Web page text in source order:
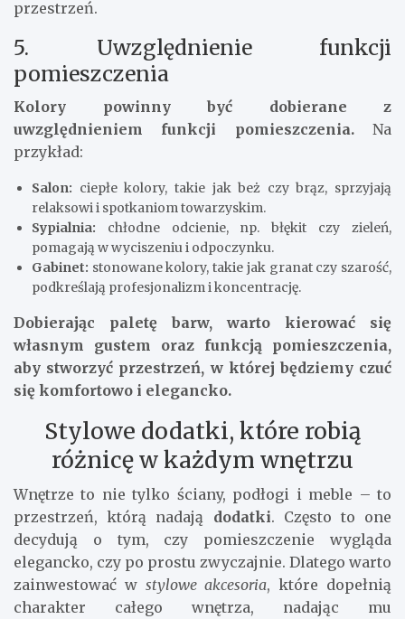
przestrzeń.
5. Uwzględnienie funkcji
pomieszczenia
Kolory powinny być dobierane z
uwzględnieniem funkcji pomieszczenia. Na
przykład:
Salon: ciepłe kolory, takie jak beż czy brąz, sprzyjają
relaksowi i spotkaniom towarzyskim.
Sypialnia: chłodne odcienie, np. błękit czy zieleń,
pomagają w wyciszeniu i odpoczynku.
Gabinet: stonowane kolory, takie jak granat czy szarość,
podkreślają profesjonalizm i koncentrację.
Dobierając paletę barw, warto kierować się
własnym gustem oraz funkcją pomieszczenia,
aby stworzyć przestrzeń, w której będziemy czuć
się komfortowo i elegancko.
Stylowe dodatki, które robią
różnicę w każdym wnętrzu
Wnętrze to nie tylko ściany, podłogi i meble – to
przestrzeń, którą nadają dodatki. Często to one
decydują o tym, czy pomieszczenie wygląda
elegancko, czy po prostu zwyczajnie. Dlatego warto
zainwestować w stylowe akcesoria, które dopełnią
charakter całego wnętrza, nadając mu